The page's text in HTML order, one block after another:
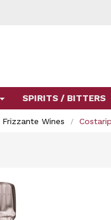
SPIRITS / BITTERS
Wines